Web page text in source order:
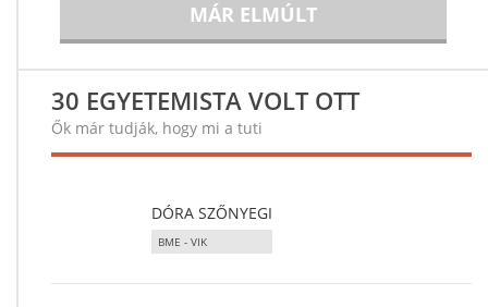
MÁR ELMÚLT
30 EGYETEMISTA VOLT OTT
Ők már tudják, hogy mi a tuti
DÓRA SZŐNYEGI
BME - VIK